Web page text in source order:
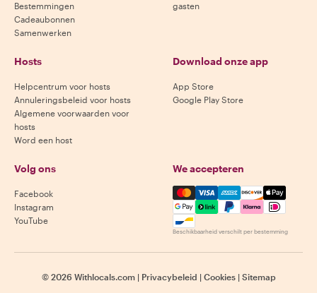
Bestemmingen
Cadeaubonnen
Samenwerken
gasten
Hosts
Helpcentrum voor hosts
Annuleringsbeleid voor hosts
Algemene voorwaarden voor
hosts
Word een host
Download onze app
App Store
Google Play Store
Volg ons
Facebook
Instagram
YouTube
We accepteren
Mastercard, Visa, Amex,
Beschikbaarheid verschilt per bestemming
© 2026 Withlocals.com | Privacybeleid | Cookies | Sitemap